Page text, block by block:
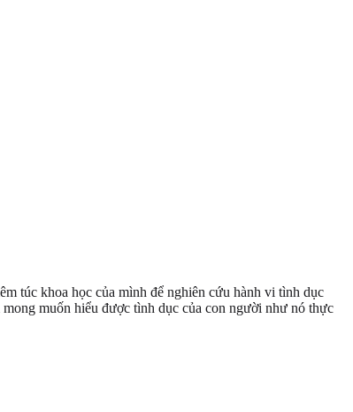
túc khoa học của mình để nghiên cứu hành vi tình dục
muốn hiểu được tình dục của con người như nó thực